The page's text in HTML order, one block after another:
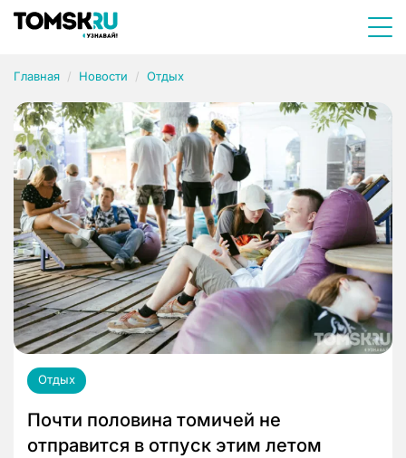
Главная Новости Отдых
Отдых
Почти половина томичей не
отправится в отпуск этим летом